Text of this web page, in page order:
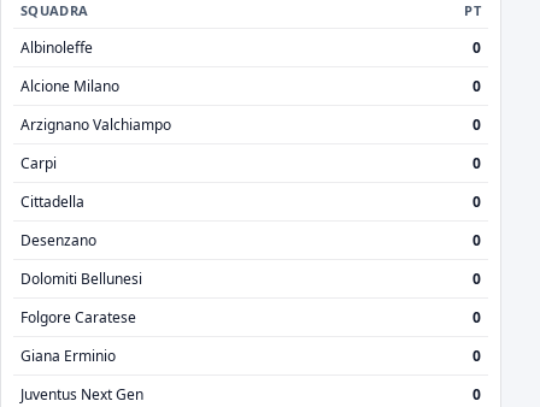
SQUADRA PT
Albinoleffe
0
Alcione Milano
0
Arzignano Valchiampo
0
Carpi
0
Cittadella
0
Desenzano
0
Dolomiti Bellunesi
0
Folgore Caratese
0
Giana Erminio
0
Juventus Next Gen
0